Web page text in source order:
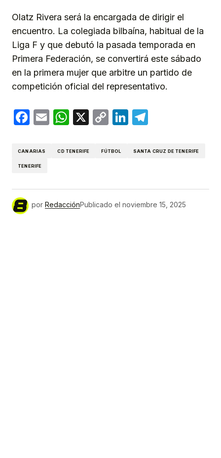
Olatz Rivera será la encargada de dirigir el
encuentro. La colegiada bilbaína, habitual de la
Liga F y que debutó la pasada temporada en
Primera Federación, se convertirá este sábado
en la primera mujer que arbitre un partido de
competición oficial del representativo.
Facebook
EmailWhatsApp
X
CopyLinkedIn
CANARIAS CD TENERIFE FÚTBOL SANTA CRUZ DE TENERIFE
TENERIFE
por RedacciónPublicado el noviembre 15, 2025